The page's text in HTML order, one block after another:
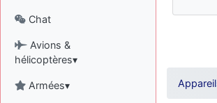
Chat
Avions &
hélicoptères▾
Armées▾